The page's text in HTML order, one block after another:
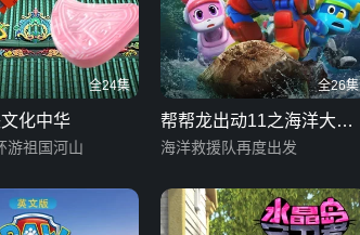
全24集
化中华
游祖国河山
全26集
帮帮龙出动11之海洋大冒
险
海洋救援队再度出发